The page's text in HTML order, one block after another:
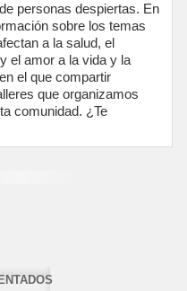
personas despiertas. En
sobre los temas
a la salud, el
el amor a la vida y la
el que compartir
que organizamos
comunidad. ¿Te